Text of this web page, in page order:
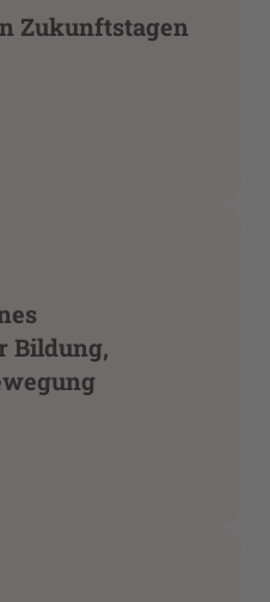
Zukunftstagen
Bildung,